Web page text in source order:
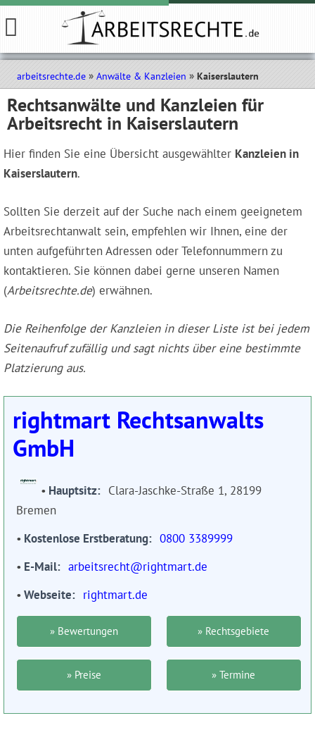
arbeitsrechte.de Anwälte & Kanzleien Kaiserslautern
Rechtsanwälte und Kanzleien für
Arbeitsrecht in Kaiserslautern
Hier finden Sie eine Übersicht ausgewählter Kanzleien in
Kaiserslautern.
Sollten Sie derzeit auf der Suche nach einem geeignetem
Arbeitsrechtanwalt sein, empfehlen wir Ihnen, eine der
unten aufgeführten Adressen oder Telefonnummern zu
kontaktieren. Sie können dabei gerne unseren Namen
(Arbeitsrechte.de) erwähnen.
Die Reihenfolge der Kanzleien in dieser Liste ist bei jedem
Seitenaufruf zufällig und sagt nichts über eine bestimmte
Platzierung aus.
rightmart Rechtsanwalts
GmbH
Hauptsitz
Clara-Jaschke-Straße 1, 28199
Bremen
Kostenlose Erstberatung
0800 3389999
E-Mail
arbeitsrecht@rightmart.de
Webseite
rightmart.de
» Bewertungen » Rechtsgebiete
» Preise » Termine